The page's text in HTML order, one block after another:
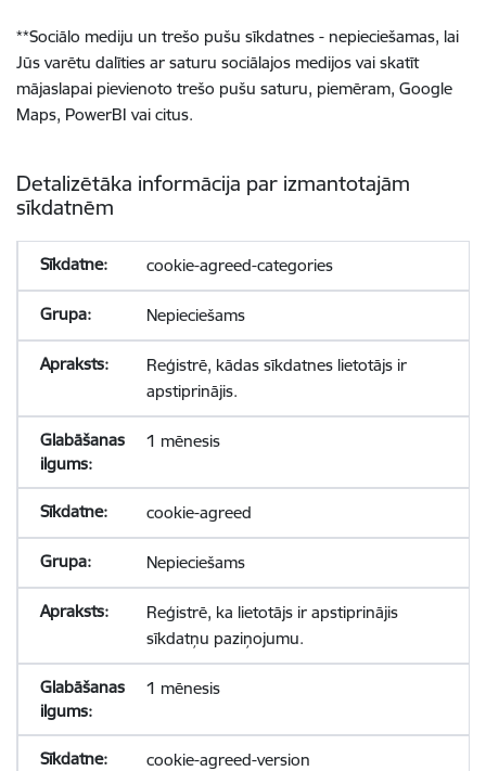
**Sociālo mediju un trešo pušu sīkdatnes - nepieciešamas, lai
Jūs varētu dalīties ar saturu sociālajos medijos vai skatīt
mājaslapai pievienoto trešo pušu saturu, piemēram, Google
Maps, PowerBI vai citus.
Detalizētāka informācija par izmantotajām
sīkdatnēm
cookie-agreed-categories
Nepieciešams
Reģistrē, kādas sīkdatnes lietotājs ir
apstiprinājis.
1 mēnesis
cookie-agreed
Nepieciešams
Reģistrē, ka lietotājs ir apstiprinājis
sīkdatņu paziņojumu.
1 mēnesis
cookie-agreed-version